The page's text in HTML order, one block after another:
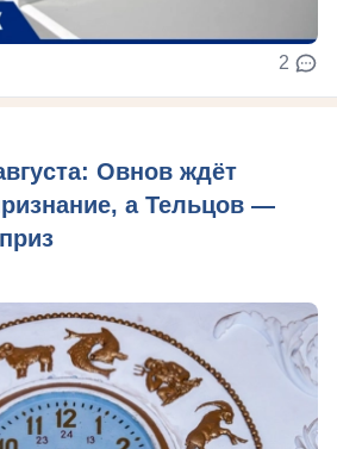
2
Овнов ждёт
а Тельцов —